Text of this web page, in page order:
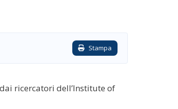
Stampa
ricercatori dell’Institute of